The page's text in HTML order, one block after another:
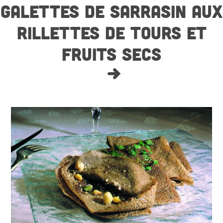
GALETTES DE SARRASIN AUX
RILLETTES DE TOURS ET
FRUITS SECS